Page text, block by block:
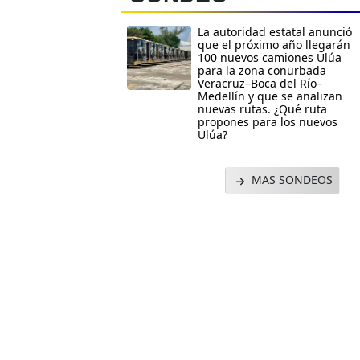
La autoridad estatal anunció
que el próximo año llegarán
100 nuevos camiones Ulúa
para la zona conurbada
Veracruz–Boca del Río–
Medellín y que se analizan
nuevas rutas. ¿Qué ruta
propones para los nuevos
Ulúa?
MAS SONDEOS